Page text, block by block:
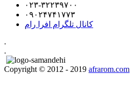
۰۲۳-۳۲۲۳۹۷۰۰
۰۹۰۲۴۷۴۱۷۷۳
کانال تلگرام افرا رام
.
.
Copyright © 2012 - 2019 afrarom.com